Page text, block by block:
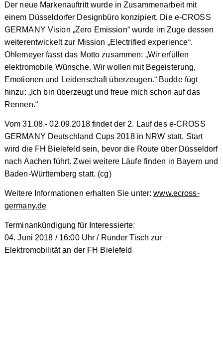
Der neue Markenauftritt wurde in Zusammenarbeit mit
einem Düsseldorfer Designbüro konzipiert. Die e-CROSS
GERMANY Vision „Zero Emission“ wurde im Zuge dessen
weiterentwickelt zur Mission „Electrified experience“.
Ohlemeyer fasst das Motto zusammen: „Wir erfüllen
elektromobile Wünsche. Wir wollen mit Begeisterung,
Emotionen und Leidenschaft überzeugen.“ Budde fügt
hinzu: „Ich bin überzeugt und freue mich schon auf das
Rennen.“
Vom 31.08.- 02.09.2018 findet der 2. Lauf des e-CROSS
GERMANY Deutschland Cups 2018 in NRW statt. Start
wird die FH Bielefeld sein, bevor die Route über Düsseldorf
nach Aachen führt. Zwei weitere Läufe finden in Bayern und
Baden-Württemberg statt. (cg)
Weitere Informationen erhalten Sie unter:www.ecross-
germany.de
Terminankündigung für Interessierte:
04. Juni 2018 / 16:00 Uhr / Runder Tisch zur
Elektromobilität an der FH Bielefeld